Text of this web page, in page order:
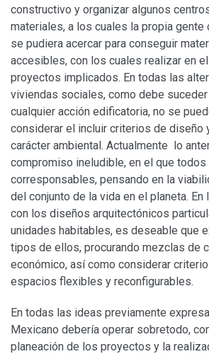
constructivo y organizar algunos
materiales, a los cuales la propia gente
se pudiera acercar para conseguir
accesibles, con los cuales realizar en
proyectos implicados. En todas las
viviendas sociales, como debe
cualquier acción edificatoria, no se
considerar el incluir criterios de diseño
carácter ambiental. Actualmente lo
compromiso ineludible, en el que
corresponsables, pensando en la
del conjunto de la vida en el planeta.
con los diseños arquitectónicos
unidades habitables, es deseable que
tipos de ellos, procurando mezclas de
económico, así como considerar
espacios flexibles y reconfigurables.
En todas las ideas previamente
Mexicano debería operar sobretodo,
planeación de los proyectos y la